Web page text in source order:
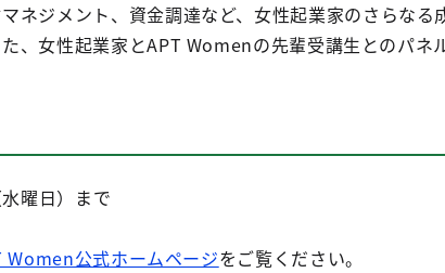
ネジメント、資金調達など、女性起業家のさらな
、女性起業家とAPT Womenの先輩受講生とのパネ
曜日）まで
Women公式ホームページをご覧ください。